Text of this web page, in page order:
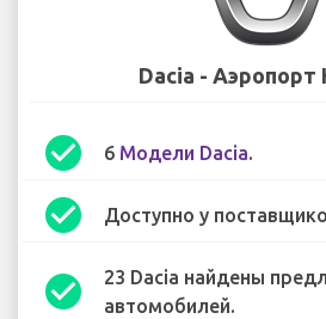
Dacia - Аэропорт
check_circle 6 Модели Dacia.
check_circle Доступно у
check_circle
23 Dacia найдены
автомобилей.